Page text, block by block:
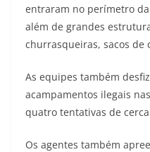
entraram no perímetro
além de grandes
churrasqueiras, sacos de
As equipes também
acampamentos ilegais
quatro tentativas de
Os agentes também